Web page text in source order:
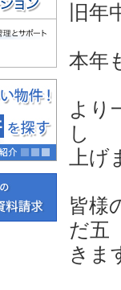
旧
本年
より
し
上げ
皆様
だ五
きま